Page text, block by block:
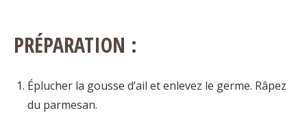
PRÉPARATION :
Éplucher la gousse d’ail et enlevez le germe. Râpez
du parmesan.